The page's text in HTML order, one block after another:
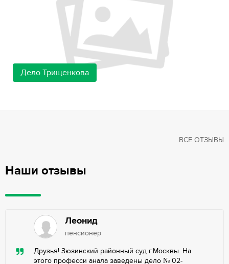
Дело Трищенкова
Наши отзывы
ВСЕ ОТЗЫВЫ
Леонид
пенсионер
Друзья! Зюзинский районный суд г.Москвы. На
этого професси анала заведены дело № 02-